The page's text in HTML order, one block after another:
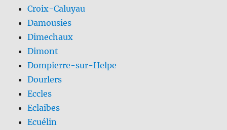
Croix-Caluyau
Damousies
Dimechaux
Dimont
Dompierre-sur-Helpe
Dourlers
Eccles
Eclaibes
Ecuélin